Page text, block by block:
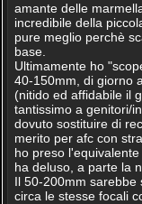
amante delle
incredibile della
pure meglio perchè
base.
Ultimamente ho
40-150mm, di giorno
(nitido ed affidabile il
tantissimo a genitori/
dovuto sostituire di
merito per afc con
ho preso
ha deluso, a parte la
Il 50-200mm sarebbe
circa le stesse focali